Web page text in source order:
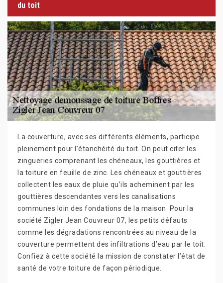
du toit
La couverture, avec ses différents éléments, participe
pleinement pour l’étanchéité du toit. On peut citer les
zingueries comprenant les chéneaux, les gouttières et
la toiture en feuille de zinc. Les chéneaux et gouttières
collectent les eaux de pluie qu’ils acheminent par les
gouttières descendantes vers les canalisations
communes loin des fondations de la maison. Pour la
société Zigler Jean Couvreur 07, les petits défauts
comme les dégradations rencontrées au niveau de la
couverture permettent des infiltrations d’eau par le toit.
Confiez à cette société la mission de constater l’état de
santé de votre toiture de façon périodique.